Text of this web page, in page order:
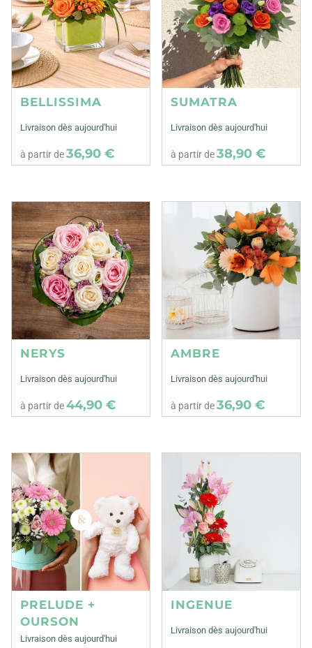
BELLISSIMA
Livraison dès aujourd'hui
à partir de36,90 €
SUMATRA
Livraison dès aujourd'hui
à partir de38,90 €
NERYS
Livraison dès aujourd'hui
à partir de44,90 €
AMBRE
Livraison dès aujourd'hui
à partir de36,90 €
PRELUDE +
OURSON
Livraison dès aujourd'hui
INGENUE
Livraison dès aujourd'hui